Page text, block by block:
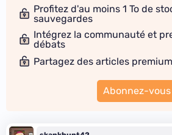
Profitez d'au moins 1 To de
sauvegardes
Intégrez la communauté et
débats
Partagez des articles
Abonnez-vous